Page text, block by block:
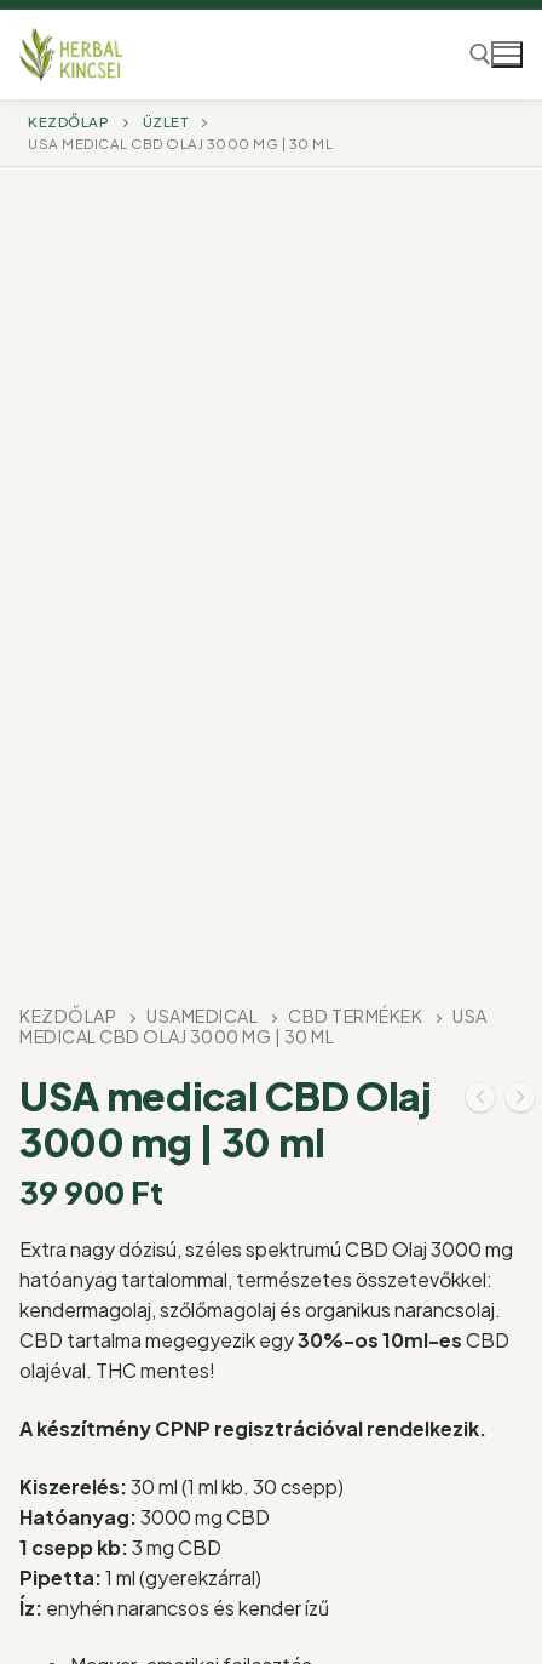
Ugrás
tartalomra
Keresése:
KEZDŐLAP
ÜZLET
USA MEDICAL CBD OLAJ 3000 MG | 30 ML
KEZDŐLAP USAMEDICAL CBD TERMÉKEK
USA
MEDICAL CBD OLAJ 3000 MG | 30 ML
USA medical CBD Olaj
3000 mg | 30 ml
39 900 Ft
Extra nagy dózisú, széles spektrumú CBD Olaj 3000 mg
hatóanyag tartalommal, természetes összetevőkkel:
kendermagolaj, szőlőmagolaj és organikus narancsolaj.
CBD tartalma megegyezik egy30%-os 10ml-esCBD
olajéval. THC mentes!
A készítmény CPNP regisztrációval rendelkezik.
Kiszerelés:30 ml (1 ml kb. 30 csepp)
Hatóanyag:3000 mg CBD
1 csepp kb:3 mg CBD
Pipetta:1 ml (gyerekzárral)
Íz: enyhén narancsos és kender ízű